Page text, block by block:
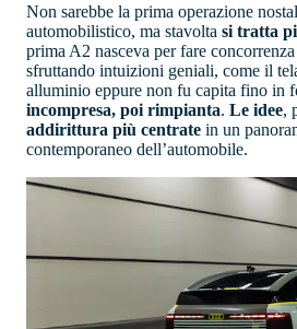
Non sarebbe la prima operazione
automobilistico, ma stavolta si tratta
prima A2 nasceva per fare
sfruttando intuizioni geniali, come il
alluminio eppure non fu capita fino in
incompresa, poi rimpianta. Le idee,
addirittura più centrate in un
contemporaneo dell’automobile.